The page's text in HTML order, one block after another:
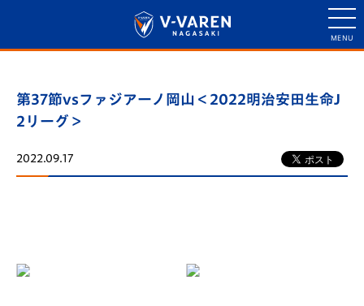
第37節vsファジアーノ岡山＜2022明治安田生命J
2リーグ＞
2022.09.17